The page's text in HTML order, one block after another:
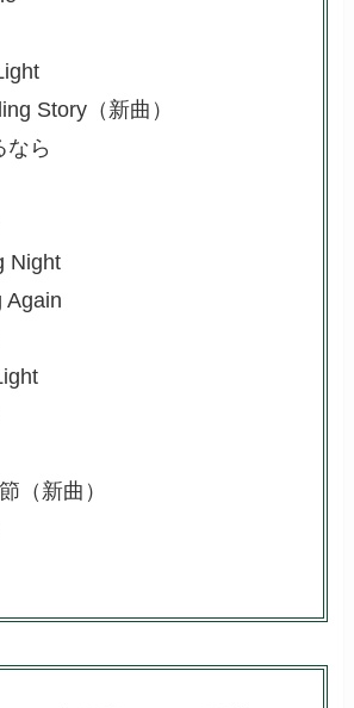
Story（新曲）
なら
Night
Again
（新曲）